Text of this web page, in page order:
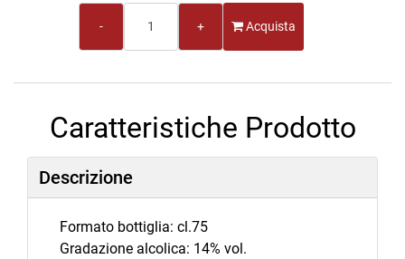
Acquista
Caratteristiche Prodotto
Descrizione
Formato bottiglia: cl.75
Gradazione alcolica: 14% vol.